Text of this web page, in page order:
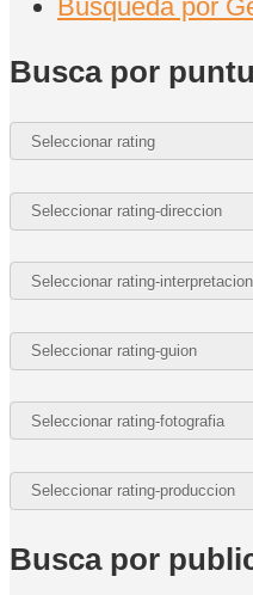
Busqueda por
Busca por
Busca por